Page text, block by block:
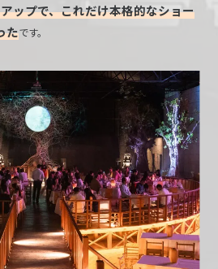
ップで、これだけ本格的なショー
たです。